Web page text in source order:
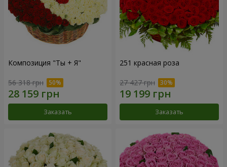
Композиция "Ты + Я"
56 318 грн
Заказать
251 красная роза
27 427 грн
Заказать